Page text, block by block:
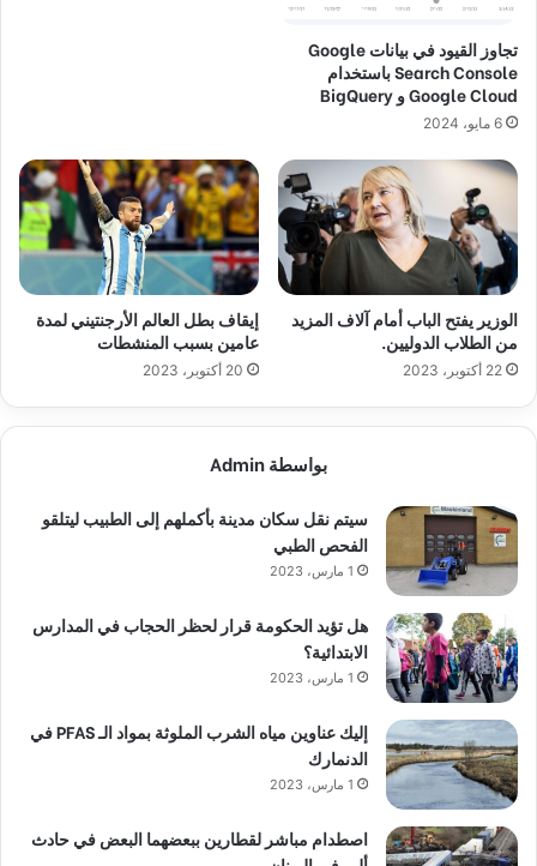
تجاوز القيود في بيانات Google
Search Console باستخدام
Google Cloud و BigQuery
6 مايو، 2024
الوزير يفتح الباب أمام آلاف المزيد
من الطلاب الدوليين.
22 أكتوبر، 2023
إيقاف بطل العالم الأرجنتيني لمدة
عامين بسبب المنشطات
20 أكتوبر، 2023
بواسطة Admin
سيتم نقل سكان مدينة بأكملهم إلى الطبيب ليتلقو
الفحص الطبي
1 مارس، 2023
هل تؤيد الحكومة قرار لحظر الحجاب في المدارس
الابتدائية؟
1 مارس، 2023
إليك عناوين مياه الشرب الملوثة بمواد الـ PFAS في
الدنمارك
1 مارس، 2023
اصطدام مباشر لقطارين ببعضهما البعض في حادث